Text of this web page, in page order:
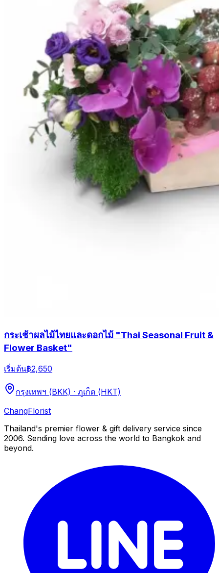
กระเช้าผลไม้ไทยและดอกไม้ "Thai Seasonal Fruit &
Flower Basket"
เริ่มต้น฿2,650
กรุงเทพฯ (BKK) · ภูเก็ต (HKT)
ChangFlorist
Thailand's premier flower & gift delivery service since
2006. Sending love across the world to Bangkok and
beyond.